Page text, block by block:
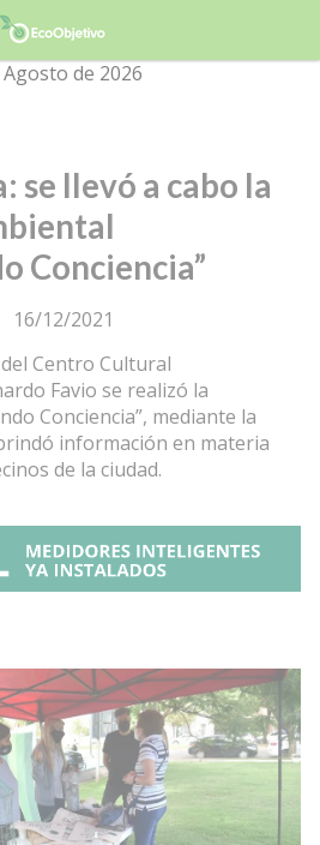
Agosto de 2026
se llevó a cabo la
Conciencia”
Centro Cultural
Favio se realizó la
Conciencia”, mediante la
información en materia
de la ciudad.
16/12/2021